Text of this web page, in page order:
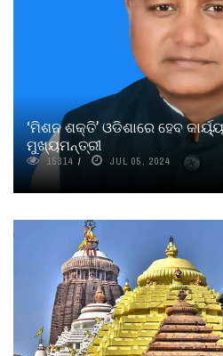
‘ମିଶନ ଶକ୍ତି’ ଓଡିଶାରେ ହେବ
ମୁଖ୍ୟମନ୍ତ୍ରୀ
15314 JUL 05, 2024